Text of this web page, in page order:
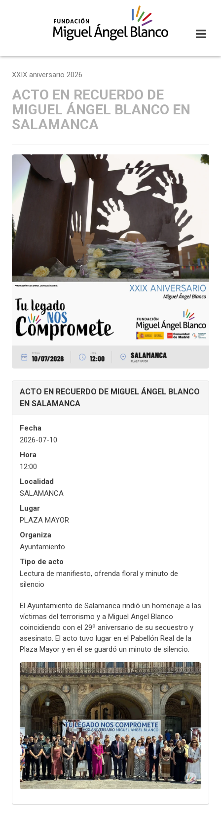
XXIX aniversario 2026
ACTO EN RECUERDO DE
MIGUEL ÁNGEL BLANCO EN
SALAMANCA
ACTO EN RECUERDO DE MIGUEL ÁNGEL BLANCO
EN SALAMANCA
Fecha
2026-07-10
Hora
12:00
Localidad
SALAMANCA
Lugar
PLAZA MAYOR
Organiza
Ayuntamiento
Tipo de acto
Lectura de manifiesto, ofrenda floral y minuto de
silencio
El Ayuntamiento de Salamanca rindió un homenaje a las
víctimas del terrorismo y a Miguel Angel Blanco
coincidiendo con el 29º aniversario de su secuestro y
asesinato. El acto tuvo lugar en el Pabellón Real de la
Plaza Mayor y en él se guardó un minuto de silencio.